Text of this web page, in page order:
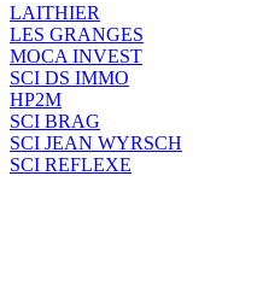
LAITHIER
LES GRANGES
MOCA INVEST
SCI DS IMMO
HP2M
SCI BRAG
SCI JEAN WYRSCH
SCI REFLEXE